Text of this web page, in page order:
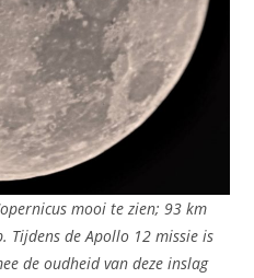
mooi te zien; 93 km
Tijdens de Apollo 12 missie is
de oudheid van deze inslag